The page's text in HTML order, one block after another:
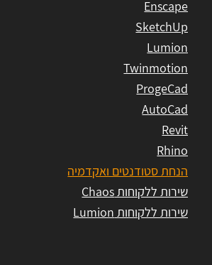
Enscape
SketchUp
Lumion
Twinmotion
ProgeCad
AutoCad
Revit
Rhino
הנחת סטודנטים ואקדמיה
שירות ללקוחות Chaos
שירות ללקוחות Lumion